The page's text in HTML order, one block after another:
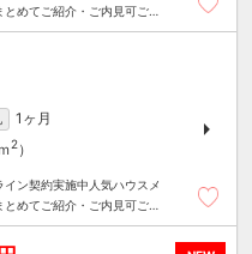
めてご紹介・ご内見可ご予
1ヶ月
2）
ン契約実施中人気ハウスメ
めてご紹介・ご内見可ご予